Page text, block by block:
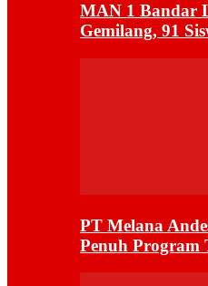
MAN 1 Bandar
Gemilang, 91
PT Melana
Penuh Program